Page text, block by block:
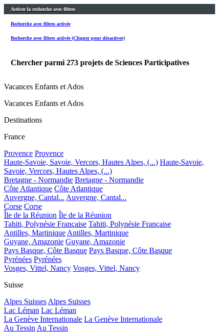
Activer la recherche avec filtres
Recherche avec filtres activée
Recherche avec filtres activée (Cliquer pour désactiver)
Chercher parmi 273 projets de Sciences Participatives
Vacances Enfants et Ados
Vacances Enfants et Ados
Destinations
France
Provence Provence
Haute-Savoie, Savoie, Vercors, Hautes Alpes, (...) Haute-Savoie,
Savoie, Vercors, Hautes Alpes, (...)
Bretagne - Normandie Bretagne - Normandie
Côte Atlantique Côte Atlantique
Auvergne, Cantal... Auvergne, Cantal...
Corse Corse
Île de la Réunion Île de la Réunion
Tahiti, Polynésie Française Tahiti, Polynésie Française
Antilles, MartiniqueAntilles, Martinique
Guyane, Amazonie Guyane, Amazonie
Pays Basque, Côte Basque Pays Basque, Côte Basque
Pyrénées Pyrénées
Vosges, Vittel, Nancy Vosges, Vittel, Nancy
Suisse
Alpes SuissesAlpes Suisses
Lac Léman Lac Léman
La Genève Internationale La Genève Internationale
Au TessinAu Tessin